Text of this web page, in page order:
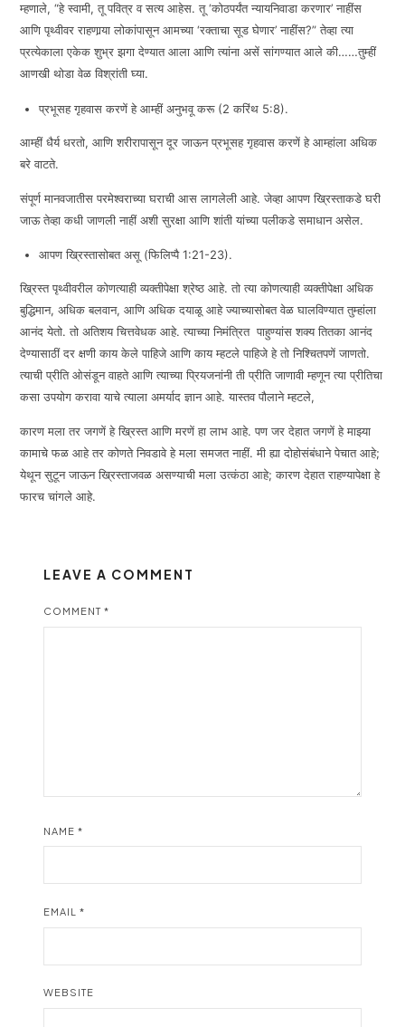
म्हणाले, “हे स्वामी, तू पवित्र व सत्य आहेस. तू ‘कोठपर्यंत न्यायनिवाडा करणार’ नाहींस
आणि पृथ्वीवर राहणार्‍या लोकांपासून आमच्या ‘रक्ताचा सूड घेणार’ नाहींस?” तेव्हा त्या
प्रत्येकाला एकेक शुभ्र झगा देण्यात आला आणि त्यांना असें सांगण्यात आले की……तुम्हीं
आणखी थोडा वेळ विश्रांती घ्या.
प्रभूसह गृहवास करणें हे आम्हीं अनुभवू करू (2 करिंथ 5:8).
आम्हीं धैर्य धरतो, आणि शरीरापासून दूर जाऊन प्रभूसह गृहवास करणें हे आम्हांला अधिक
बरे वाटते.
संपूर्ण मानवजातीस परमेश्वराच्या घराची आस लागलेली आहे. जेव्हा आपण ख्रिस्ताकडे घरी
जाऊ तेव्हा कधी जाणली नाहीं अशी सुरक्षा आणि शांती यांच्या पलीकडे समाधान असेल.
आपण ख्रिस्तासोबत असू (फिलिप्पै 1:21-23).
ख्रिस्त पृथ्वीवरील कोणत्याही व्यक्तीपेक्षा श्रेष्ठ आहे. तो त्या कोणत्याही व्यक्तीपेक्षा अधिक
बुद्धिमान, अधिक बलवान, आणि अधिक दयाळू आहे ज्याच्यासोबत वेळ घालविण्यात तुम्हांला
आनंद येतो. तो अतिशय चित्तवेधक आहे. त्याच्या निमंत्रित पाहुण्यांस शक्य तितका आनंद
देण्यासाठीं दर क्षणी काय केले पाहिजे आणि काय म्हटले पाहिजे हे तो निश्चितपणें जाणतो.
त्याची प्रीति ओसंडून वाहते आणि त्याच्या प्रियजनांनी ती प्रीति जाणावी म्हणून त्या प्रीतिचा
कसा उपयोग करावा याचे त्याला अमर्याद ज्ञान आहे. यास्तव पौलाने म्हटले,
कारण मला तर जगणें हे ख्रिस्त आणि मरणें हा लाभ आहे. पण जर देहात जगणें हे माझ्या
कामाचे फळ आहे तर कोणते निवडावे हे मला समजत नाहीं. मी ह्या दोहोसंबंधाने पेचात आहे;
येथून सुटून जाऊन ख्रिस्ताजवळ असण्याची मला उत्कंठा आहे; कारण देहात राहण्यापेक्षा हे
फारच चांगले आहे.
LEAVE A COMMENT
COMMENT*
NAME*
EMAIL*
WEBSITE